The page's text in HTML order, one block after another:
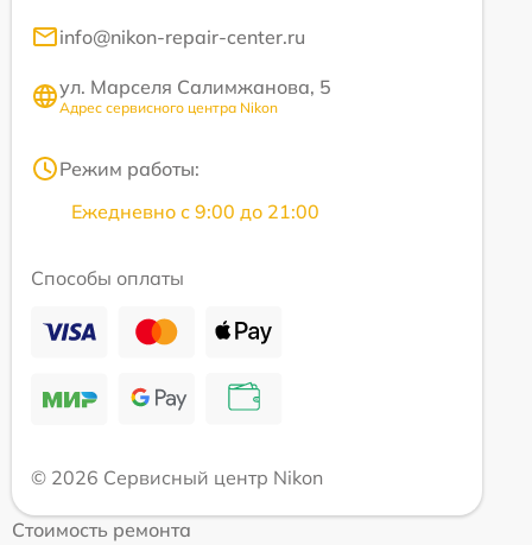
info@nikon-repair-center.ru
ул. Марселя Салимжанова, 5
Адрес сервисного центра Nikon
Режим работы:
Ежедневно с 9:00 до 21:00
Способы оплаты
© 2026 Сервисный центр Nikon
Стоимость ремонта